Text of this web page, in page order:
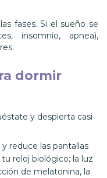
fases. Si el sueño se
insomnio, apnea),
dormir
y despierta casi
reduce las pantallas
reloj biológico; la luz
de melatonina, la